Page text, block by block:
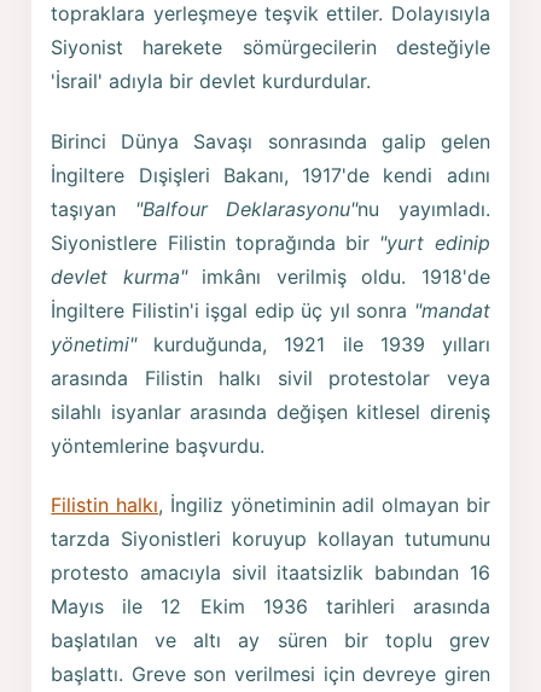
topraklara yerleşmeye teşvik ettiler. Dolayısıyla
Siyonist harekete sömürgecilerin desteğiyle
'İsrail' adıyla bir devlet kurdurdular.
Birinci Dünya Savaşı sonrasında galip gelen
İngiltere Dışişleri Bakanı, 1917'de kendi adını
taşıyan "Balfour Deklarasyonu"nu yayımladı.
Siyonistlere Filistin toprağında bir "yurt edinip
devlet kurma"imkânı verilmiş oldu. 1918'de
İngiltere Filistin'i işgal edip üç yıl sonra "mandat
yönetimi" kurduğunda, 1921 ile 1939 yılları
arasında Filistin halkı sivil protestolar veya
silahlı isyanlar arasında değişen kitlesel direniş
yöntemlerine başvurdu.
Filistin halkı, İngiliz yönetiminin adil olmayan bir
tarzda Siyonistleri koruyup kollayan tutumunu
protesto amacıyla sivil itaatsizlik babından 16
Mayıs ile 12 Ekim 1936 tarihleri arasında
başlatılan ve altı ay süren bir toplu grev
başlattı. Greve son verilmesi için devreye giren